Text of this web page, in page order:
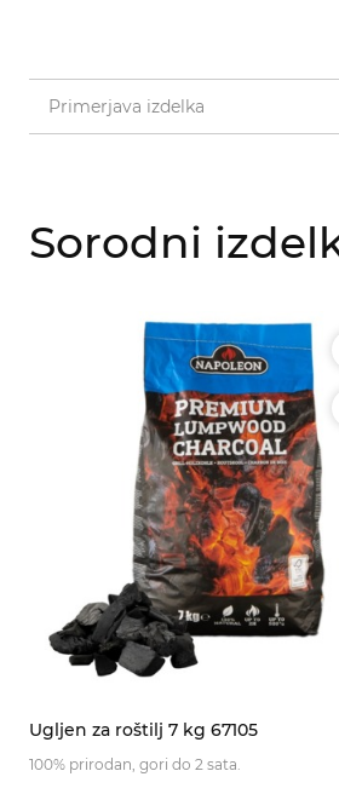
Primerjava izdelka
Sorodni
Ugljen za roštilj 7 kg 67105
100% prirodan, gori do 2 sata.